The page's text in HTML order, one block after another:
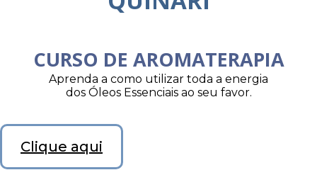
CURSO DE AROMATERAPIA
Aprenda a como utilizar toda a energia
dos Óleos Essenciais ao seu favor.
Clique aqui